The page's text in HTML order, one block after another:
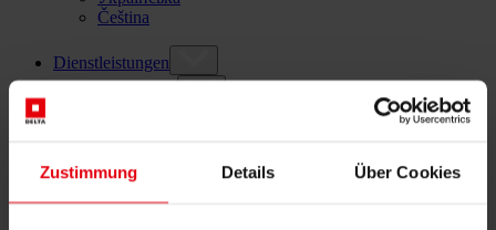
Zustimmung Details Über Cookies
Čeština
Dienstleistungen
Building Information Modeling (BIM)